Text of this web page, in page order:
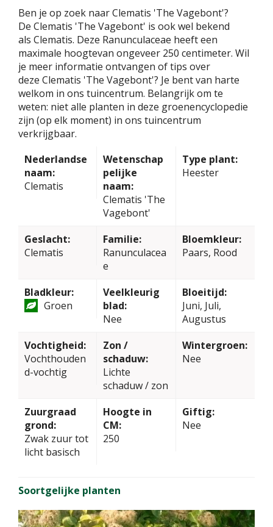
Ben je op zoek naar Clematis 'The Vagebont'?
De Clematis 'The Vagebont' is ook wel bekend
als Clematis. Deze Ranunculaceae heeft een
maximale hoogtevan ongeveer 250 centimeter. Wil
je meer informatie ontvangen of tips over
deze Clematis 'The Vagebont'? Je bent van harte
welkom in ons tuincentrum. Belangrijk om te
weten: niet alle planten in deze groenencyclopedie
zijn (op elk moment) in ons tuincentrum
verkrijgbaar.
Nederlandse
naam:
Clematis
Wetenschap
pelijke
naam:
Clematis 'The
Vagebont'
Type plant:
Heester
Geslacht:
Clematis
Familie:
Ranunculacea
e
Bloemkleur:
Paars, Rood
Bladkleur:
Groen
Veelkleurig
blad:
Nee
Bloeitijd:
Juni, Juli,
Augustus
Vochtigheid:
Vochthouden
d-vochtig
Zon /
schaduw:
Lichte
schaduw / zon
Wintergroen:
Nee
Zuurgraad
grond:
Zwak zuur tot
licht basisch
Hoogte in
CM:
250
Giftig:
Nee
Soortgelijke planten